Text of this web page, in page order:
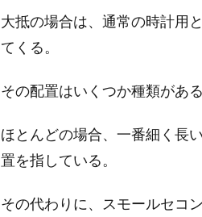
大抵の場合は、通常の時計用
てくる。
その配置はいくつか種類があ
ほとんどの場合、一番細く長
置を指している。
その代わりに、スモールセコ